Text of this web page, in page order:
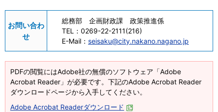
お問い合わ
せ
総務部 企画財政課 政策推進係
TEL： 0269-22-2111(216)
E-Mail： seisaku@city.nakano.nagano.jp
PDFの閲覧にはAdobe社の無償のソフトウェア「Adobe
Acrobat Reader」が必要です。下記のAdobe Acrobat Reader
ダウンロードページから入手してください。
Adobe Acrobat Readerダウンロード